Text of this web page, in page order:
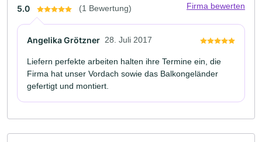
5.0 (1 Bewertung) Firma bewerten
Angelika Grötzner 28. Juli 2017
Liefern perfekte arbeiten halten ihre Termine ein, die
Firma hat unser Vordach sowie das Balkongeländer
gefertigt und montiert.